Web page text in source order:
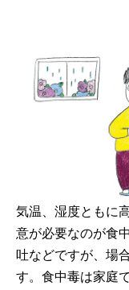
気温、湿度ともに
意が必要なのが食
吐などですが、場
す。食中毒は家庭